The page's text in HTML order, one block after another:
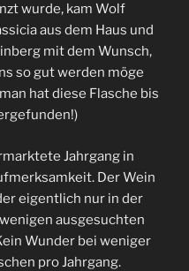
wurde, kam Wolf
aus dem Haus und
mit dem Wunsch,
so gut werden möge
hat diese Flasche bis
Jahrgang in
Der Wein
eigentlich nur in der
ausgesuchten
Wunder bei weniger
pro Jahrgang.